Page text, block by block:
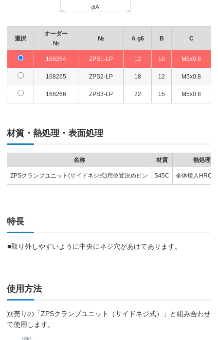
選択
オーダー
№
№ A g6 B C
168264 ZPS1-LP 12 10 M5x0.8
168265 ZPS2-LP 18 12 M5x0.8
168266 ZPS3-LP 22 15 M5x0.8
材質・熱処理・表面処理
名称 材質 熱処理
ZPSクランプユニット(サイドネジ式)用位置決めピン S45C 全体焼入
特長
■取り外しやすいように中央にネジ穴があけてあります。
使用方法
別売りの「ZPSクランプユニット（サイドネジ式）」と組み合わせ
て使用します。